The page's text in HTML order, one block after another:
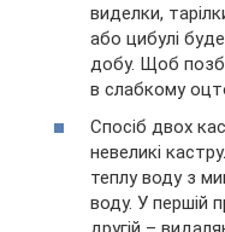
виделки,
або цибулі
добу. Щоб
в слабкому
Спосіб двох
невеликі
теплу воду з
воду. У першій